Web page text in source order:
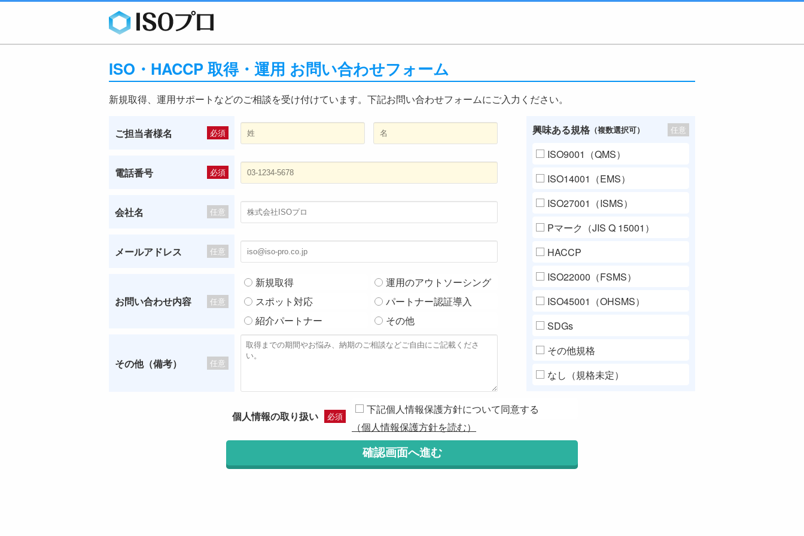
ISO・HACCP 取得・運用 お問い合わせフォーム
新規取得、運用サポートなどのご相談を受け付けています。下記お問い合わせフォームにご入力ください。
ご担当者様名 必須
電話番号 必須
会社名 任意
メールアドレス 任意
お問い合わせ内容 任意
新規取得
運用のアウトソーシング
スポット対応
パートナー認証導入
紹介パートナー
その他
その他（備考） 任意
興味ある規格 （複数選択可） 任意
ISO9001（QMS）
ISO14001（EMS）
ISO27001（ISMS）
Pマーク（JIS Q 15001）
HACCP
ISO22000（FSMS）
ISO45001（OHSMS）
SDGs
その他規格
なし（規格未定）
個人情報の取り扱い 必須
下記個人情報保護方針について同意する
（個人情報保護方針を読む）